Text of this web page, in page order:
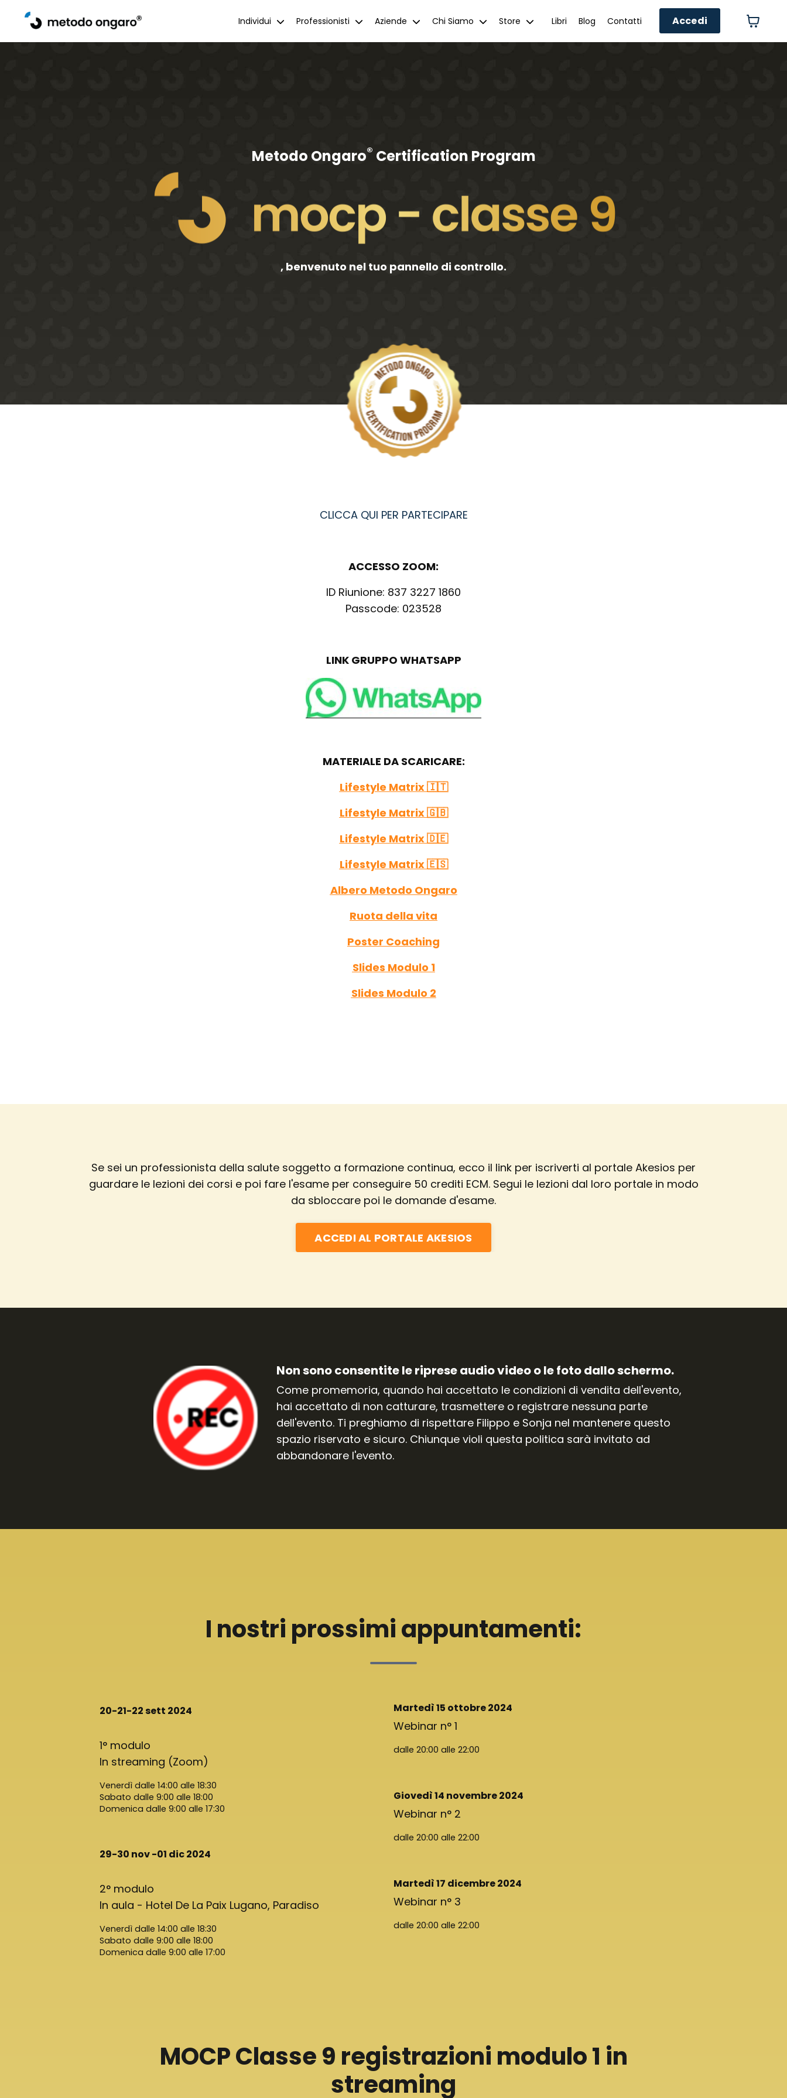
Individui Professionisti Aziende Chi Siamo Store Libri Blog Contatti Accedi
Metodo Ongaro® Certification Program
MOCP Classe 9
, benvenuto nel tuo pannello di controllo.
CLICCA QUI PER PARTECIPARE
ACCESSO ZOOM:
ID Riunione: 837 3227 1860
Passcode: 023528
LINK GRUPPO WHATSAPP
MATERIALE DA SCARICARE:
Lifestyle Matrix 🇮🇹
Lifestyle Matrix 🇬🇧
Lifestyle Matrix 🇩🇪
Lifestyle Matrix 🇪🇸
Albero Metodo Ongaro
Ruota della vita
Poster Coaching
Slides Modulo 1
Slides Modulo 2
Se sei un professionista della salute soggetto a formazione continua, ecco il link per iscriverti al portale Akesios per
guardare le lezioni dei corsi e poi fare l'esame per conseguire 50 crediti ECM. Segui le lezioni dal loro portale in modo
da sbloccare poi le domande d'esame.
ACCEDI AL PORTALE AKESIOS
Non sono consentite le riprese audio video o le foto dallo schermo.
Come promemoria, quando hai accettato le condizioni di vendita dell'evento,
hai accettato di non catturare, trasmettere o registrare nessuna parte
dell'evento. Ti preghiamo di rispettare Filippo e Sonja nel mantenere questo
spazio riservato e sicuro. Chiunque violi questa politica sarà invitato ad
abbandonare l'evento.
I nostri prossimi appuntamenti:
20-21-22 sett 2024
1° modulo
In streaming (Zoom)
Venerdì dalle 14:00 alle 18:30
Sabato dalle 9:00 alle 18:00
Domenica dalle 9:00 alle 17:30
29-30 nov -01 dic 2024
2° modulo
In aula - Hotel De La Paix Lugano, Paradiso
Venerdì dalle 14:00 alle 18:30
Sabato dalle 9:00 alle 18:00
Domenica dalle 9:00 alle 17:00
Martedì 15 ottobre 2024
Webinar n° 1
dalle 20:00 alle 22:00
Giovedì 14 novembre 2024
Webinar n° 2
dalle 20:00 alle 22:00
Martedì 17 dicembre 2024
Webinar n° 3
dalle 20:00 alle 22:00
MOCP Classe 9 registrazioni modulo 1 in
streaming